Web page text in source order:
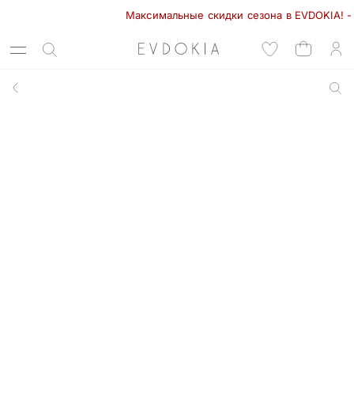
Максимальные скидки сезона в EVDOKIA!